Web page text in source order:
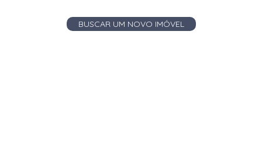
BUSCAR UM NOVO IMÓVEL